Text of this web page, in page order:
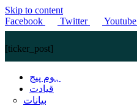
Skip to content
Facebook
Twitter Youtube
[ticker_post]
ہوم پیج
قیادت
بیانات